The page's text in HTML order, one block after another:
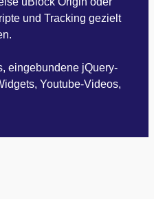
und Tracking gezielt
eingebundene jQuery-
Youtube-Videos,